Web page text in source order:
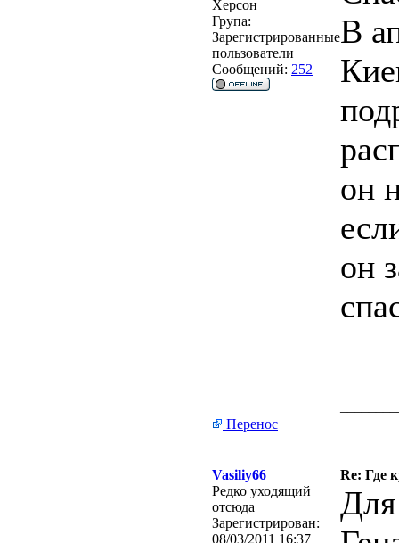
Херсон
Група:
Зарегистрированные
пользователи
Сообщений: 252
В
он
он
Перенос
Vasiliy66
Re: Где
Редко уходящий
отсюда
Зарегистрирован:
08/03/2011 16:37